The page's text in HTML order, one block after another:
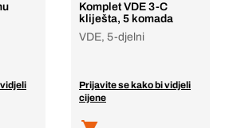
Komplet VDE 3-C
kliješta, 5 komada
VDE, 5-djelni
Prijavite se kako bi vidjeli
cijene